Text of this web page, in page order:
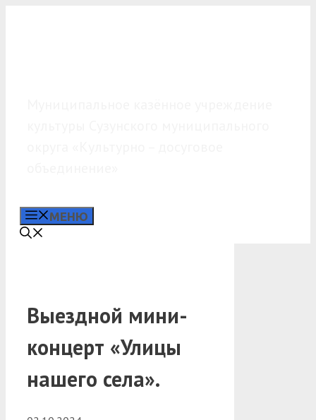
МЕНЮ
Выездной мини-
концерт «Улицы
нашего села».